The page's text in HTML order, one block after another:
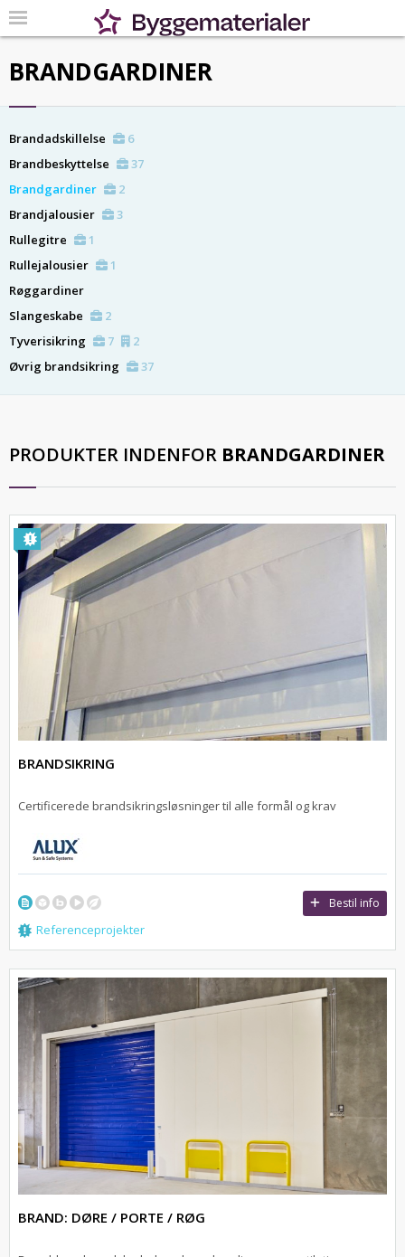
BRANDGARDINER
Brandadskillelse
6
Brandbeskyttelse
37
Brandgardiner
2
Brandjalousier
3
Rullegitre
1
Rullejalousier
1
Røggardiner
Slangeskabe
2
Tyverisikring
7
2
Øvrig brandsikring
37
PRODUKTER INDENFOR BRANDGARDINER
BRANDSIKRING
Certificerede brandsikringsløsninger til alle formål og krav
Bestil info
Referenceprojekter
BRAND: DØRE / PORTE / RØG